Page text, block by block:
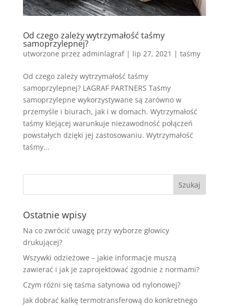
Od czego zależy wytrzymałość taśmy
samoprzylepnej?
utworzone przez adminlagraf| lip 27, 2021 | taśmy
Od czego zależy wytrzymałość taśmy
samoprzylepnej? LAGRAF PARTNERS Taśmy
samoprzylepne wykorzystywane są zarówno w
przemyśle i biurach, jak i w domach. Wytrzymałość
taśmy klejącej warunkuje niezawodność połączeń
powstałych dzięki jej zastosowaniu. Wytrzymałość
taśmy...
Ostatnie wpisy
Na co zwrócić uwagę przy wyborze głowicy
drukującej?
Wszywki odzieżowe – jakie informacje muszą
zawierać i jak je zaprojektować zgodnie z normami?
Czym różni się taśma satynowa od nylonowej?
Jak dobrać kalkę termotransferową do konkretnego